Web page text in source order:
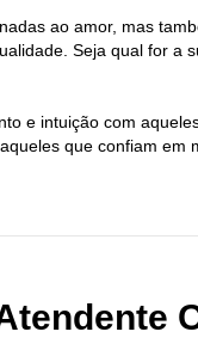
ao amor, mas
Seja qual for a
e intuição com
que confiam em